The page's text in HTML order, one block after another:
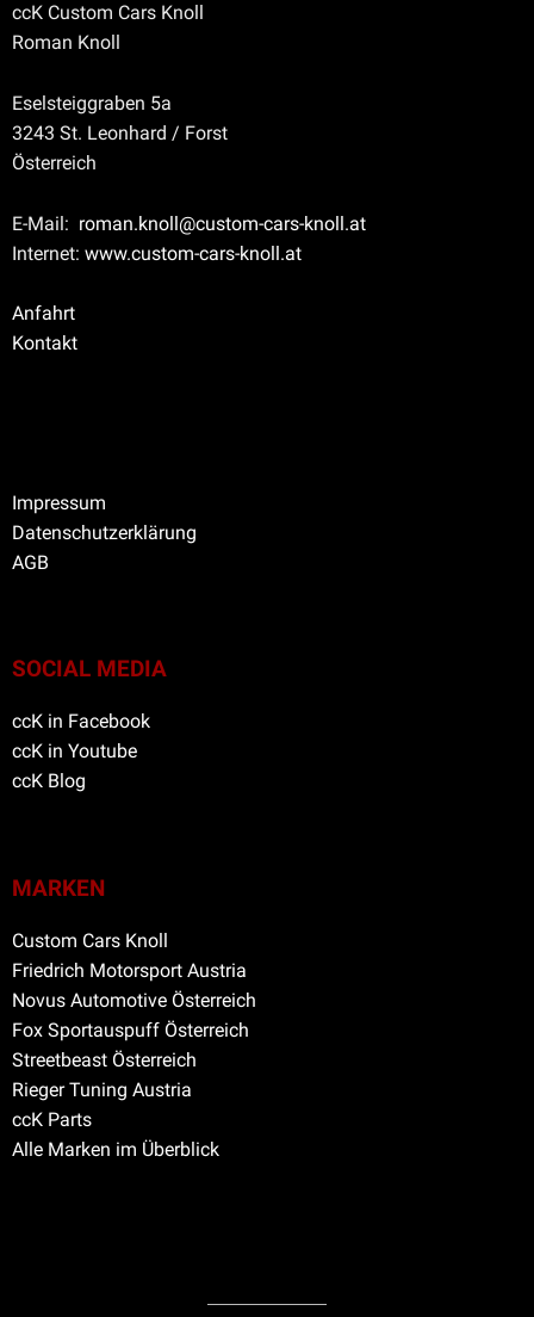
ccK Custom Cars Knoll
Roman Knoll
Eselsteiggraben 5a
3243 St. Leonhard / Forst
Österreich
E-Mail: roman.knoll@custom-cars-knoll.at
Internet: www.custom-cars-knoll.at
Anfahrt
Kontakt
Impressum
Datenschutzerklärung
AGB
SOCIAL MEDIA
ccK in Facebook
ccK in Youtube
ccK Blog
MARKEN
Custom Cars Knoll
Friedrich Motorsport Austria
Novus Automotive Österreich
Fox Sportauspuff Österreich
Streetbeast Österreich
Rieger Tuning Austria
ccK Parts
Alle Marken im Überblick